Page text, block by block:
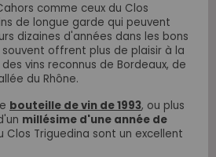
comme ceux du Clos
de longue garde qui peuvent
dizaines d'années dans les bons
offrent plus de plaisir à la
vins reconnus de Bordeaux, de
du Rhône.
bouteille de vin de 1993, ou plus
millésime d'une année de
Clos Triguedina sont un excellent